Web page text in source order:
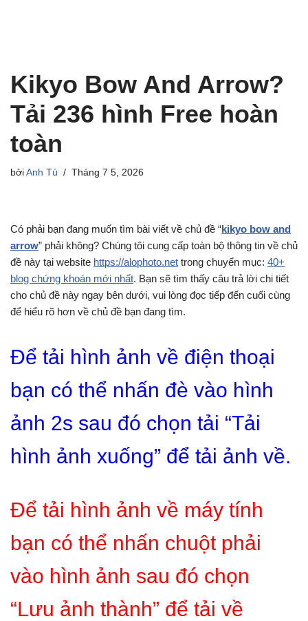
Kikyo Bow And Arrow?
Tải 236 hình Free hoàn
toàn
bởi Anh Tú Tháng 7 5, 2026
Có phải bạn đang muốn tìm bài viết về chủ đề “kikyo bow and
arrow” phải không? Chúng tôi cung cấp toàn bộ thông tin về chủ
đề này tại website https://alophoto.net trong chuyển mục: 40+
blog chứng khoán mới nhất. Bạn sẽ tìm thấy câu trả lời chi tiết
cho chủ đề này ngay bên dưới, vui lòng đọc tiếp đến cuối cùng
để hiểu rõ hơn về chủ đề bạn đang tìm.
Để tải hình ảnh về điện thoại
bạn có thể nhấn đè vào hình
ảnh 2s sau đó chọn tải “Tải
hình ảnh xuống” để tải ảnh về.
Để tải hình ảnh về máy tính
bạn có thể nhấn chuột phải
vào hình ảnh sau đó chọn
“Lưu ảnh thành” để tải về